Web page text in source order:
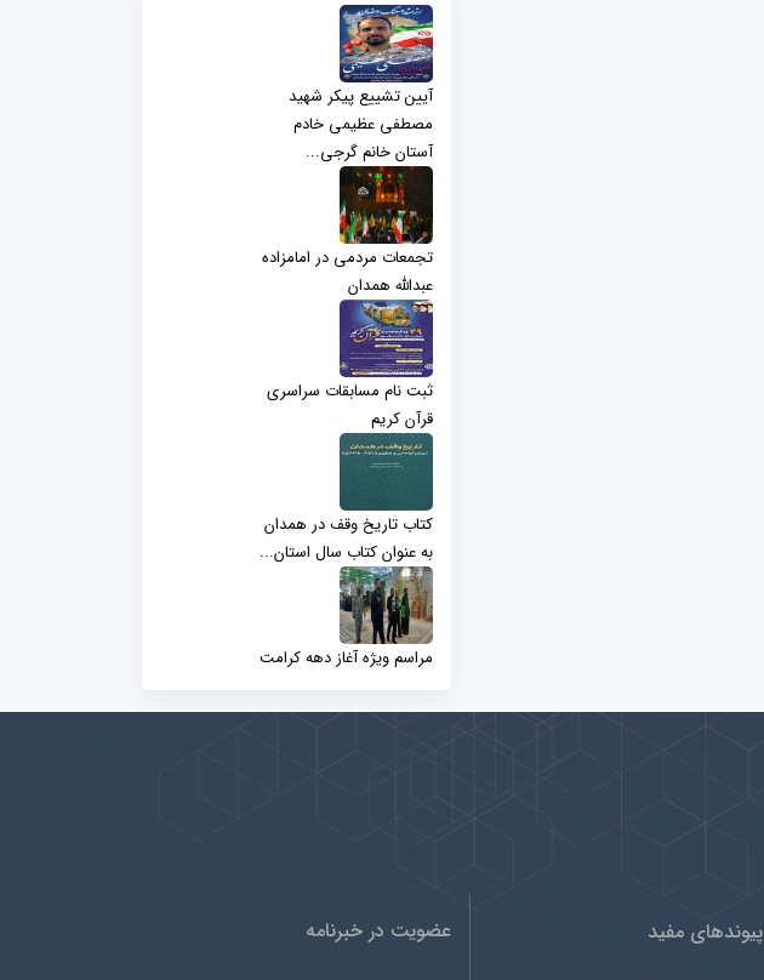
آیین تشییع پیکر شهید
مصطفی عظیمی خادم
آستان خانم گرجی...
تجمعات مردمی در امامزاده
عبدالله همدان
ثبت نام مسابقات سراسری
قرآن کریم
کتاب تاریخ وقف در همدان
به عنوان کتاب سال استان...
مراسم ویژه آغاز دهه کرامت
پیوندهای مفید عضویت در خبرنامه